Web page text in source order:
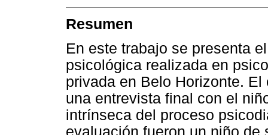
Resumen
En este trabajo se presenta
psicológica realizada en
privada en Belo Horizonte.
una entrevista final con el
intrínseca del proceso
evaluación fueron un niño